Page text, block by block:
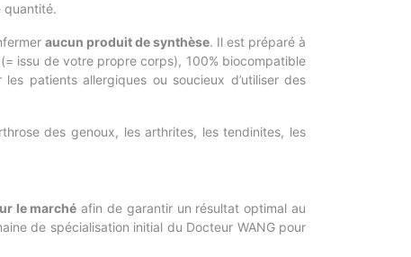
quantité.
aucun produit de synthèse. Il est préparé à
issu de votre propre corps), 100% biocompatible
patients allergiques ou soucieux d’utiliser des
des genoux, les arthrites, les tendinites, les
le marché afin de garantir un résultat optimal au
de spécialisation initial du Docteur WANG pour